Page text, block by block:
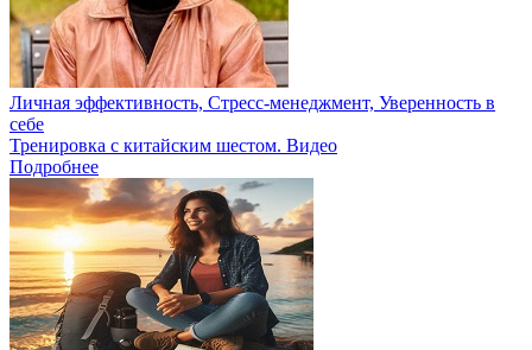
Личная эффективность, Стресс-менеджмент, Уверенность в
себе
Тренировка с китайским шестом. Видео
Подробнее